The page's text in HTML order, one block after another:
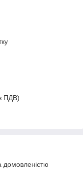
ПДВ)
домовленістю